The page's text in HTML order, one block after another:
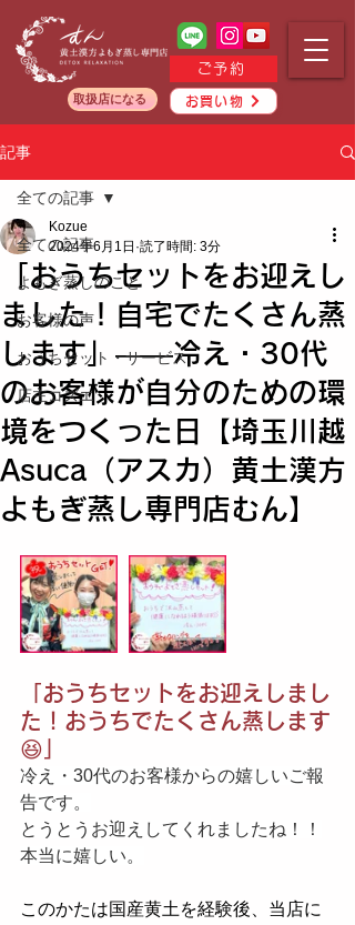
ご予約
お買い物
取扱店になる
記事
全ての記事
よもぎ蒸しのこと
お客様の声
おうちセット・サービス
店主コズエ
全ての記事
「おうちセットをお迎えし
ました！自宅でたくさん蒸
します」——冷え・30代
のお客様が自分のための環
境をつくった日【埼玉川越
Asuca（アスカ）黄土漢方
よもぎ蒸し専門店むん】
Kozue
2024年6月1日 読了時間: 3分
「おうちセットをお迎えしまし
た！おうちでたくさん蒸します
😆」
冷え・30代のお客様からの嬉しいご報
告です。
とうとうお迎えしてくれましたね！！
本当に嬉しい。
このかたは国産黄土を経験後、当店に